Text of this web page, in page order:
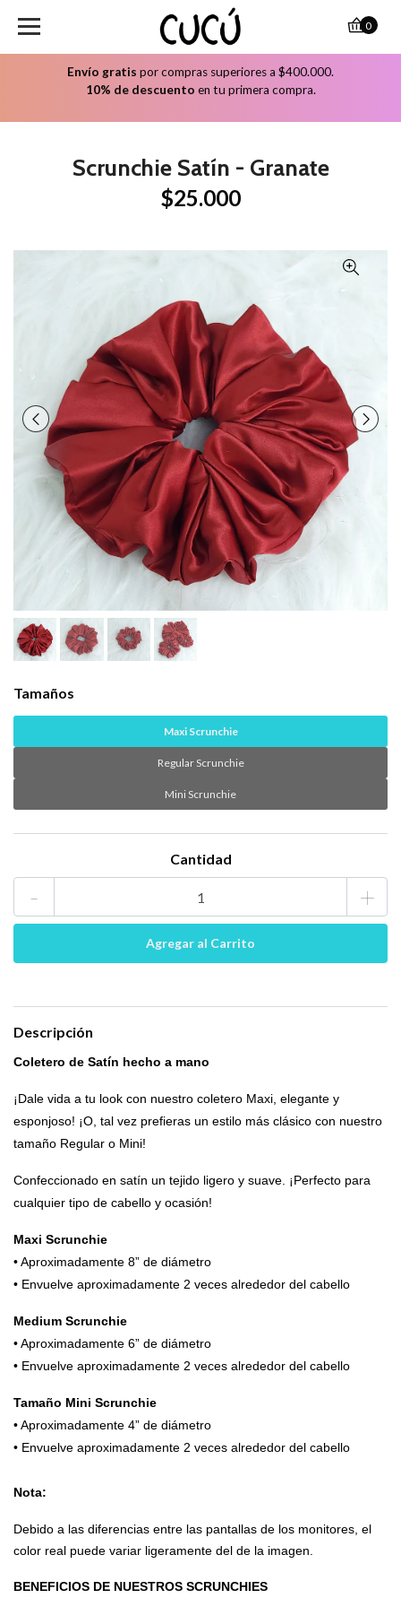
Envío gratis por compras superiores a $400.000.
10% de descuento en tu primera compra.
0
Scrunchie Satín - Granate
$25.000
Tamaños
Maxi Scrunchie
Regular Scrunchie
Mini Scrunchie
Cantidad
- +
Descripción
Coletero de Satín hecho a mano
¡Dale vida a tu look con nuestro coletero Maxi, elegante y
esponjoso! ¡O, tal vez prefieras un estilo más clásico con nuestro
tamaño Regular o Mini!
Confeccionado en satín un tejido ligero y suave. ¡Perfecto para
cualquier tipo de cabello y ocasión!
Maxi Scrunchie
• Aproximadamente 8” de diámetro
• Envuelve aproximadamente 2 veces alrededor del cabello
Medium Scrunchie
• Aproximadamente 6” de diámetro
• Envuelve aproximadamente 2 veces alrededor del cabello
Tamaño Mini Scrunchie
• Aproximadamente 4” de diámetro
• Envuelve aproximadamente 2 veces alrededor del cabello
Nota:
Debido a las diferencias entre las pantallas de los monitores, el
color real puede variar ligeramente del de la imagen.
BENEFICIOS DE NUESTROS SCRUNCHIES